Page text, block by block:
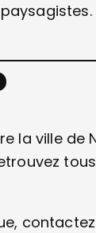
la ville de